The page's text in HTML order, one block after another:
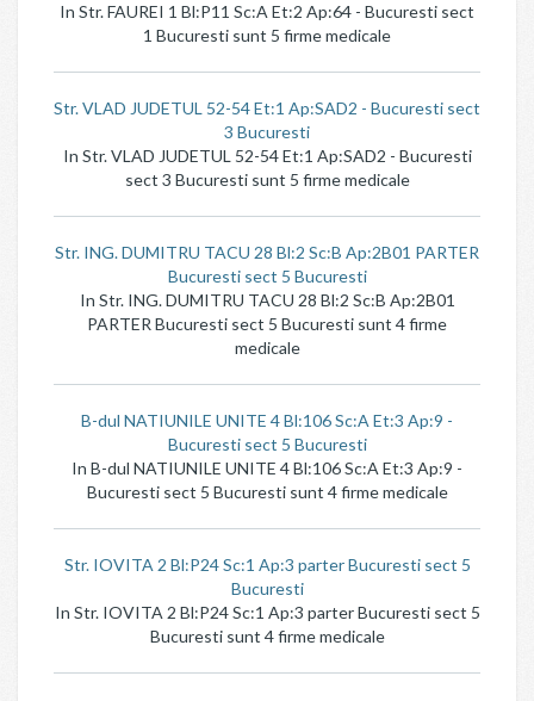
In Str. FAUREI 1 Bl:P11 Sc:A Et:2 Ap:64 - Bucuresti sect
1 Bucuresti sunt 5 firme medicale
Str. VLAD JUDETUL 52-54 Et:1 Ap:SAD2 - Bucuresti sect
3 Bucuresti
In Str. VLAD JUDETUL 52-54 Et:1 Ap:SAD2 - Bucuresti
sect 3 Bucuresti sunt 5 firme medicale
Str. ING. DUMITRU TACU 28 Bl:2 Sc:B Ap:2B01 PARTER
Bucuresti sect 5 Bucuresti
In Str. ING. DUMITRU TACU 28 Bl:2 Sc:B Ap:2B01
PARTER Bucuresti sect 5 Bucuresti sunt 4 firme
medicale
B-dul NATIUNILE UNITE 4 Bl:106 Sc:A Et:3 Ap:9 -
Bucuresti sect 5 Bucuresti
In B-dul NATIUNILE UNITE 4 Bl:106 Sc:A Et:3 Ap:9 -
Bucuresti sect 5 Bucuresti sunt 4 firme medicale
Str. IOVITA 2 Bl:P24 Sc:1 Ap:3 parter Bucuresti sect 5
Bucuresti
In Str. IOVITA 2 Bl:P24 Sc:1 Ap:3 parter Bucuresti sect 5
Bucuresti sunt 4 firme medicale